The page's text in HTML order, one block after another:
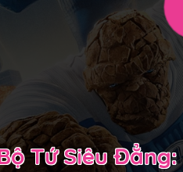
Tứ Siêu